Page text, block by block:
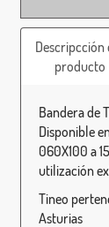
Descripcción
producto
Bandera de
Disponible
060X100 a
utilización
Tineo
Asturias